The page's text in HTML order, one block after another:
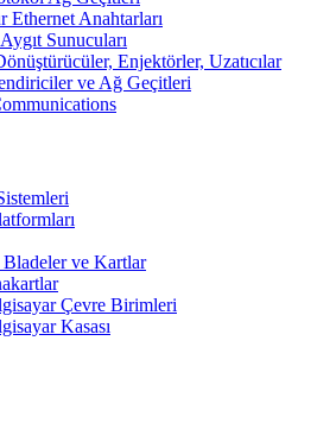
Ethernet Anahtarları
Sunucuları
Enjektörler, Uzatıcılar
ve Ağ Geçitleri
ve Kartlar
Çevre Birimleri
Kasası